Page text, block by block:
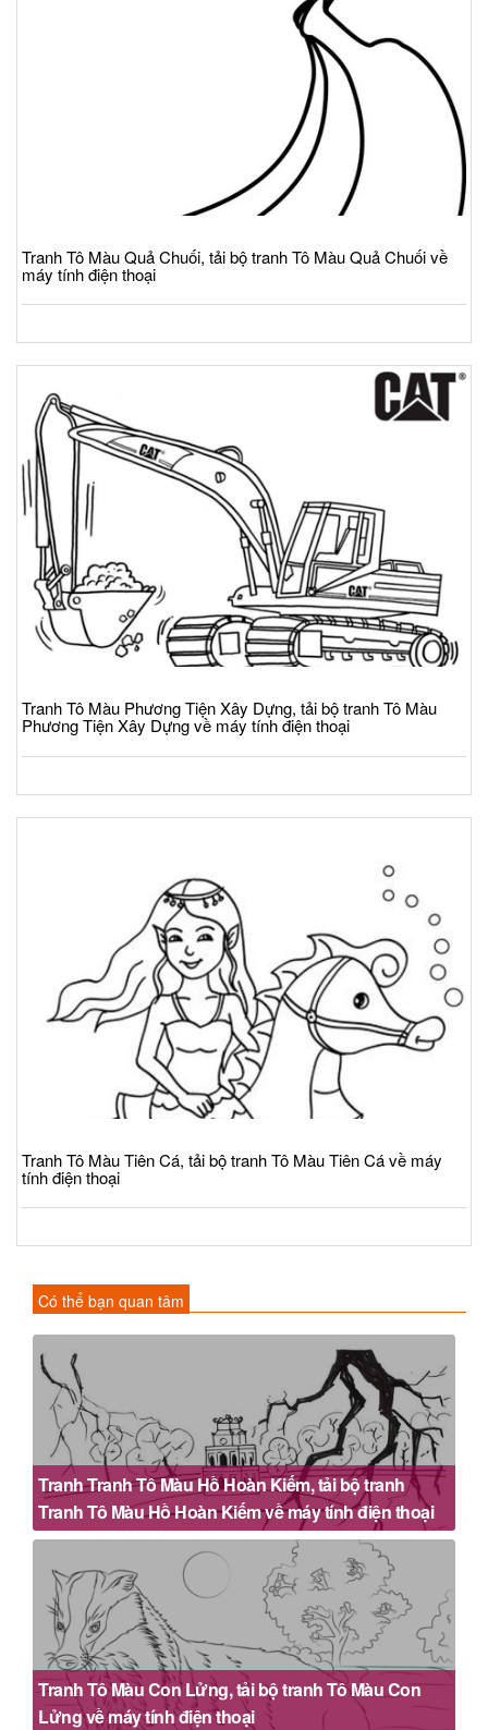
Tranh Tô Màu Quả Chuối, tải bộ tranh Tô Màu Quả Chuối về
máy tính điện thoại
Tranh Tô Màu Phương Tiện Xây Dựng, tải bộ tranh Tô Màu
Phương Tiện Xây Dựng về máy tính điện thoại
Tranh Tô Màu Tiên Cá, tải bộ tranh Tô Màu Tiên Cá về máy
tính điện thoại
Có thể bạn quan tâm
Tranh Tranh Tô Màu Hồ Hoàn Kiếm, tải bộ tranh
Tranh Tô Màu Hồ Hoàn Kiếm về máy tính điện thoại
Tranh Tô Màu Con Lửng, tải bộ tranh Tô Màu Con
Lửng về máy tính điện thoại